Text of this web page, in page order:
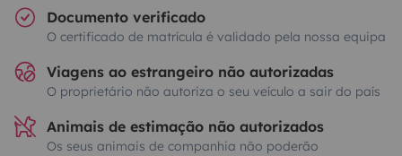
Documento verificado
O certificado de matrícula é validado pela nossa equipa
Viagens ao estrangeiro não autorizadas
O proprietário não autoriza o seu veículo a sair do país
Animais de estimação não autorizados
Os seus animais de companhia não poderão